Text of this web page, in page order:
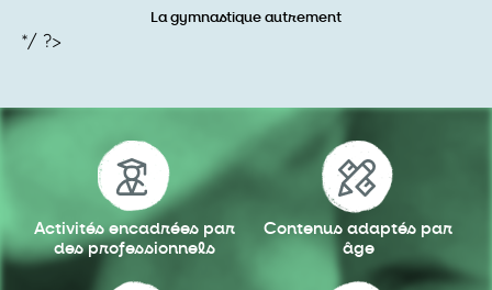
La gymnastique autrement
*/ ?>
Activités encadrées par
des professionnels
Contenus adaptés par
âge